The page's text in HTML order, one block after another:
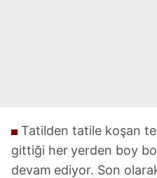
Tatilden tatile koşan
gittiği heryerden boy
devam ediyor. Son